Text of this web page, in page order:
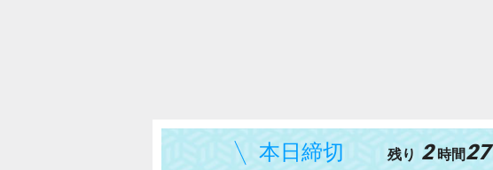
残り 2 時間27